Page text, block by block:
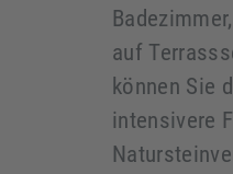
auf
können Sie
intensivere